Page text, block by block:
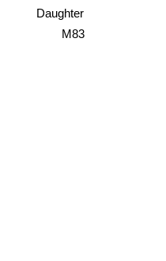
Daughter
M83